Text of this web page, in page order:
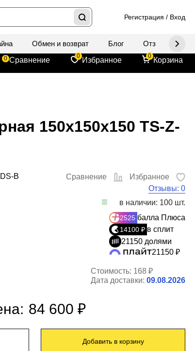
Регистрация / Вход
Обмен и возврат Блог Отзывы
0 Сравнение 0 Избранное 0 Корзина
150x150x150 TS-Z-
B Сравнение
Избранное
Отзывы: 0
в наличии: 100 шт.
2525 балла Плюса
14100 ₽ в сплит
21150 долями
21150 ₽
Стоимость: 168 ₽
Дата доставки: 09.08.2026
84 600 ₽
Добавить в корзину